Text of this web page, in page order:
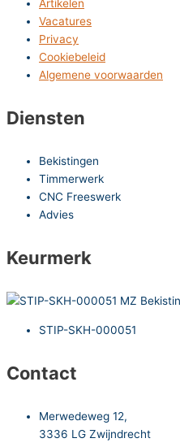
Artikelen
Vacatures
Privacy
Cookiebeleid
Algemene voorwaarden
Diensten
Bekistingen
Timmerwerk
CNC Freeswerk
Advies
Keurmerk
STIP-SKH-000051
Contact
Merwedeweg 12,
3336 LG Zwijndrecht